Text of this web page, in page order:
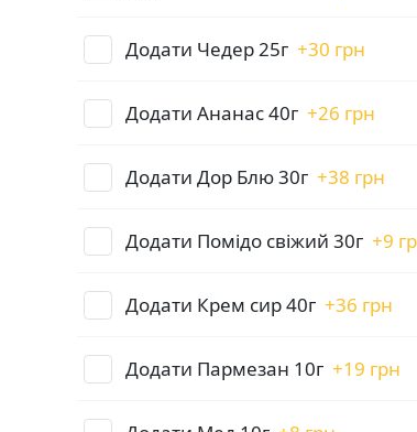
Додати Чедер 25г +30 грн
Додати Ананас 40г +26 грн
Додати Дор Блю 30г +38 грн
Додати Помідо свіжий 30г +9
Додати Крем сир 40г +36 грн
Додати Пармезан 10г +19 грн